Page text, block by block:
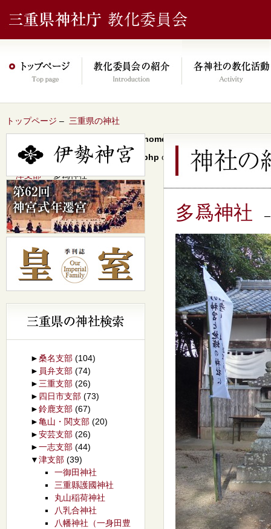
トップページ – 三重県の神社
/home/xs046278/mie-
content/themes/jinja2022/header.php on line
64
–津支部– 多爲神社
多爲神社
►桑名支部 (104)
► 員弁支部 (74)
► 三重支部 (26)
► 四日市支部 (73)
►鈴鹿支部 (67)
►亀山・関支部 (20)
►安芸支部 (26)
►一志支部 (44)
▼津支部 (39)
一御田神社
三重縣護國神社
丸山稲荷神社
八乳合神社
八幡神社（一身田豊